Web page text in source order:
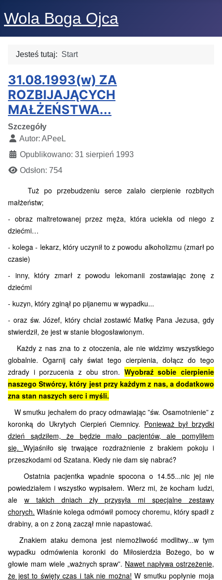
Wola Boga Ojca
Jesteś tutaj: Start
31.08.1993(w) ZA
ROZBIJAJĄCYCH
MAŁŻEŃSTWA...
Szczegóły
Autor: APeeL
Opublikowano: 31 sierpień 1993
Odsłon: 754
Tuż po przebudzeniu serce zalało cierpienie rozbitych
małżeństw;
- obraz maltretowanej przez męża, która ucie­kła od niego z
dziećmi…
- kolega - lekarz, który uczynił to z powodu alkoholizmu (zmarł po
czasie)
- inny, który zmarł z powodu lekomanii zostawiając żonę z
dziećmi
- kuzyn, który zginął po pijanemu w wypadku...
- oraz św. Józef, który chciał zostawić Matkę Pana Jezusa, gdy
stwierdził, że jest w stanie błogosławionym.
Każdy z nas zna to z otoczenia, ale nie widzimy wszystkiego
globalnie. Ogarnij cały świat tego cierpienia, dołącz do tego
zdrady i porzucenia z obu stron. Wyobraź sobie cierpienie
naszego Stwórcy, który jest przy każdym z nas, a dodatkowo
zna stan naszych serc i myśli.
W smutku jechałem do pracy odmawiając ”św. Osamotnienie” z
koronką do Ukrytych Cierpień Ciemnicy. Ponieważ był brzydki
dzień sądziłem, że będzie mało pacjentów, ale pomyliłem
się.Wyjaśniło się trwające rozdra­żnienie z brakiem pokoju i
przeszkodami od Szatana. Kiedy nie dam się nabrać?
Ostatnia pacjentka wpadnie spocona o 14.55...nic jej nie
powiedziałem i wszy­stko wypisałem. Wierz mi, że kocham ludzi,
ale w takich dniach zły przysyła mi specjalne zestawy
chorych. Właśnie kolega odmówił pomocy choremu, który spadł z
drabiny, a on z żoną zaczął mnie napastować.
Znakiem ataku demona jest niemożliwość modlitwy...w tym
wypadku odmówienia koronki do Miłosierdzia Bożego, bo w
głowie mam wiele „ważnych spraw”. Nawet napływa ostrzeżenie,
że jest to święty czas i tak nie można! W smutku popłynie moja